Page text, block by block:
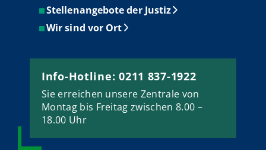
Stellenangebote der Justiz
Wir sind vor Ort
Info-Hotline: 0211 837-1922
Sie erreichen unsere Zentrale von
Montag bis Freitag zwischen 8.00 –
18.00 Uhr